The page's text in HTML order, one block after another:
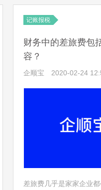
记账报税
财务中的差旅费包
容？
企顺宝 2020-02-24
差旅费几乎是家家企业